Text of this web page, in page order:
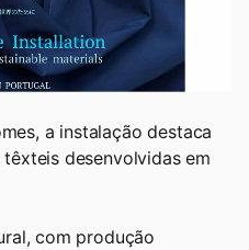
a instalação destaca
desenvolvidas em
com produção